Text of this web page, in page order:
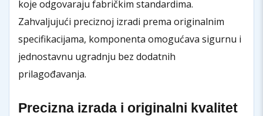
koje odgovaraju fabričkim standardima.
Zahvaljujući preciznoj izradi prema originalnim
specifikacijama, komponenta omogućava sigurnu i
jednostavnu ugradnju bez dodatnih
prilagođavanja.
Precizna izrada i originalni kvalitet